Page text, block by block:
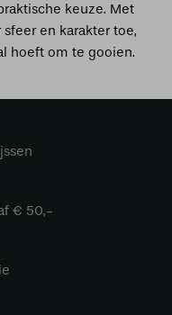
keuze. Met
en karakter toe,
hoeft om te gooien.
€ 50,-